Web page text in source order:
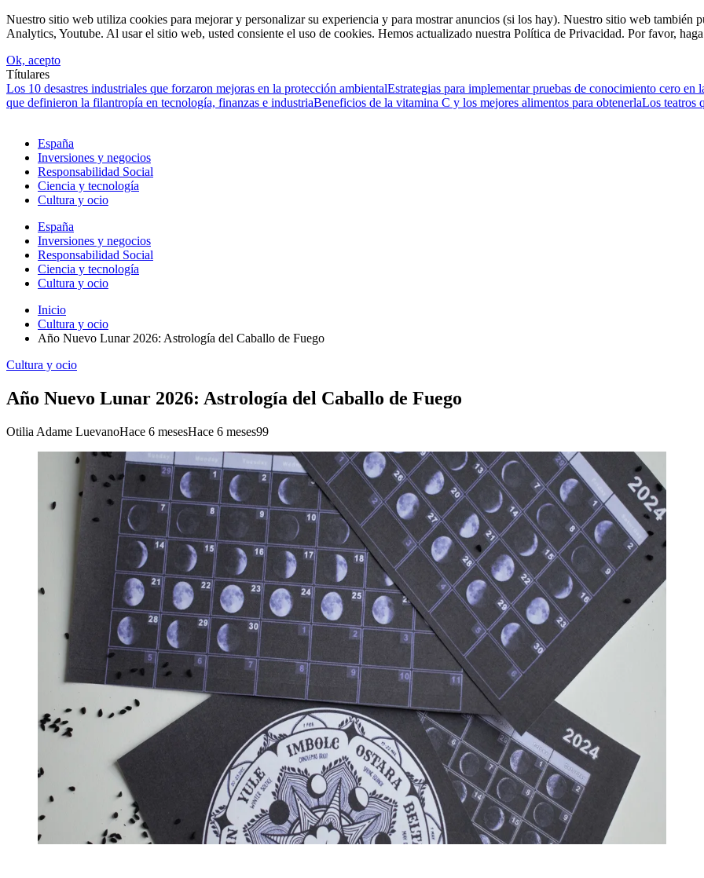
Nuestro sitio web utiliza cookies para mejorar y personalizar su experiencia y para mostrar anuncios (si los hay). Nuestro sitio web también
Analytics, Youtube. Al usar el sitio web, usted consiente el uso de cookies. Hemos actualizado nuestra Política de Privacidad. Por favor,
Ok, acepto
Títulares
Los 10 desastres industriales que forzaron mejoras en la protección ambientalEstrategias para implementar pruebas de conocimiento cero en
que definieron la filantropía en tecnología, finanzas e industriaBeneficios de la vitamina C y los mejores alimentos para obtenerlaLos teatros
España
Inversiones y negocios
Responsabilidad Social
Ciencia y tecnología
Cultura y ocio
España
Inversiones y negocios
Responsabilidad Social
Ciencia y tecnología
Cultura y ocio
Inicio
Cultura y ocio
Año Nuevo Lunar 2026: Astrología del Caballo de Fuego
Cultura y ocio
Año Nuevo Lunar 2026: Astrología del Caballo de Fuego
Otilia Adame LuevanoHace 6 mesesHace 6 meses99